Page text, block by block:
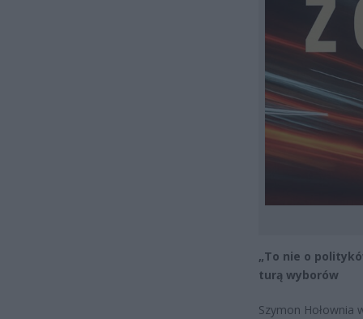
„To nie o
turą wyborów
Szymon Hołownia